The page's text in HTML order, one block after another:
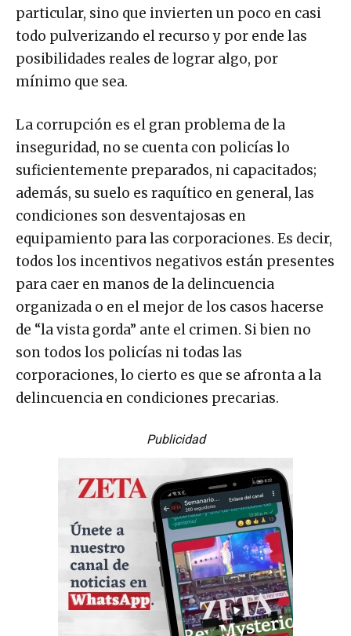
particular, sino que invierten un poco en casi
todo pulverizando el recurso y por ende las
posibilidades reales de lograr algo, por
mínimo que sea.
La corrupción es el gran problema de la
inseguridad, no se cuenta con policías lo
suficientemente preparados, ni capacitados;
además, su suelo es raquítico en general, las
condiciones son desventajosas en
equipamiento para las corporaciones. Es decir,
todos los incentivos negativos están presentes
para caer en manos de la delincuencia
organizada o en el mejor de los casos hacerse
de “la vista gorda” ante el crimen. Si bien no
son todos los policías ni todas las
corporaciones, lo cierto es que se afronta a la
delincuencia en condiciones precarias.
Publicidad